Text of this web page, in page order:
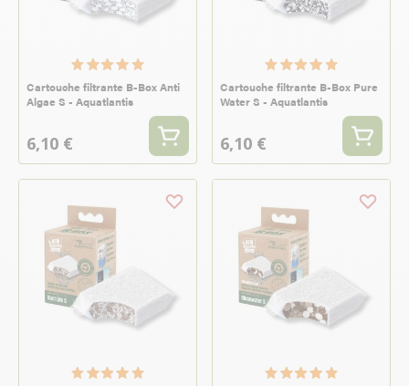
Cartouche filtrante B-Box Anti
Algae S - Aquatlantis
6,10 €
Cartouche filtrante B-Box Pure
Water S - Aquatlantis
6,10 €